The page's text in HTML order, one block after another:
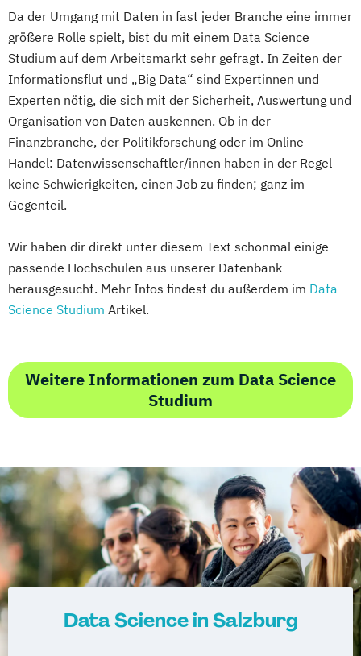
Da der Umgang mit Daten in fast jeder Branche eine immer
größere Rolle spielt, bist du mit einem Data Science
Studium auf dem Arbeitsmarkt sehr gefragt. In Zeiten der
Informationsflut und „Big Data“ sind Expertinnen und
Experten nötig, die sich mit der Sicherheit, Auswertung und
Organisation von Daten auskennen. Ob in der
Finanzbranche, der Politikforschung oder im Online-
Handel: Datenwissenschaftler/innen haben in der Regel
keine Schwierigkeiten, einen Job zu finden; ganz im
Gegenteil.
Wir haben dir direkt unter diesem Text schonmal einige
passende Hochschulen aus unserer Datenbank
herausgesucht. Mehr Infos findest du außerdem im Data
Science Studium Artikel.
Weitere Informationen zum Data Science
Studium
Data Science in Salzburg